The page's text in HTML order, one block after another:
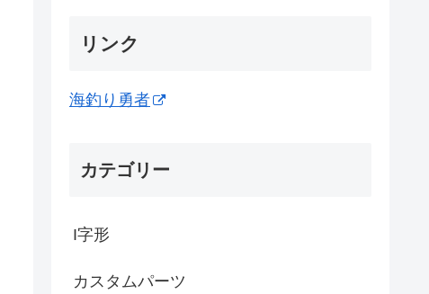
リンク
海釣り勇者
カテゴリー
I字形
カスタムパーツ